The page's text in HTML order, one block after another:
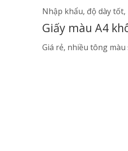
Nhập khẩu, độ dày
Giấy màu A4
Giá rẻ, nhiều tông